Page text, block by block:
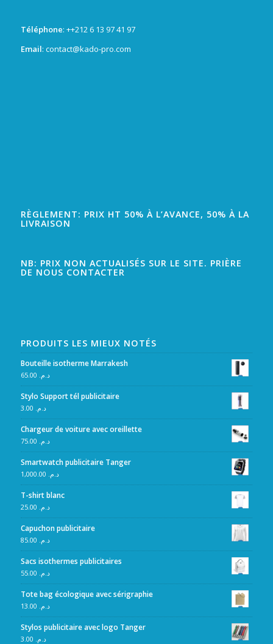
Téléphone: ++212 6 13 97 41 97
Email: contact@kado-pro.com
RÈGLEMENT: PRIX HT 50% À L’AVANCE, 50% À LA
LIVRAISON
NB: PRIX NON ACTUALISÉS SUR LE SITE. PRIÈRE
DE NOUS CONTACTER
PRODUITS LES MIEUX NOTÉS
Bouteille isotherme Marrakesh
د.م.
Stylo Support tél publicitaire
د.م.
Chargeur de voiture avec oreillette
د.م.
Smartwatch publicitaire Tanger
د.م.
T-shirt blanc
د.م.
Capuchon publicitaire
د.م.
Sacs isothermes publicitaires
د.م.
Tote bag écologique avec sérigraphie
د.م.
Stylos publicitaire avec logo Tanger
د.م.